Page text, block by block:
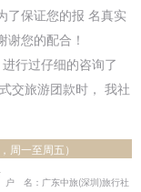
了保证您的报 名真实
您的配合！
行过仔细的咨询了
交旅游团款时， 我社
一至周五）
户 名：广东中旅(深圳)旅行社